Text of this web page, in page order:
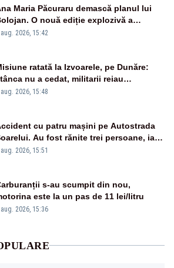
Maria Păcuraru demască planul lui
O nouă ediție explozivă a
„Miza Zilei” la Realitatea PLUS
2026, 15:42
ratată la Izvoarele, pe Dunăre:
nu a cedat, militarii reiau
luni – VIDEO
2026, 15:48
cu patru mașini pe Autostrada
Au fost rănite trei persoane, iar
se desfășoară cu dificultate
2026, 15:51
s-au scumpit din nou,
este la un pas de 11 lei/litru
2026, 15:36